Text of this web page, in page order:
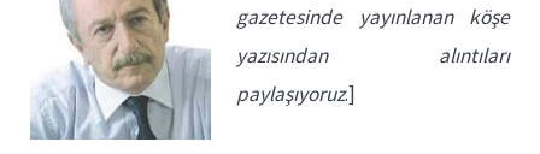
gazetesinde yayınlanan köşe
yazısından alıntıları
paylaşıyoruz.]